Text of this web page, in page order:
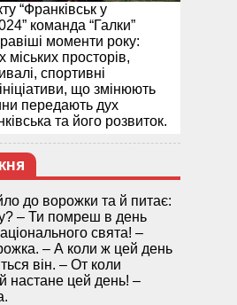
“Франківськ у
команда “Галки”
моменти року:
міських просторів,
спортивні
що змінюють
передають дух
та його розвиток.
до ворожки та й питає:
– Ти помреш в день
свята! –
– А коли ж цей день
він. – От коли
настане цей день! –